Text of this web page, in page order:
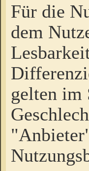
Für die
dem
gelten im